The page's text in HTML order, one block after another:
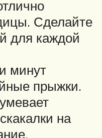
Сделайте
для каждой
минут
прыжки.
на